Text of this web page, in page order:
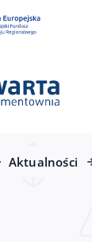
Aktualności